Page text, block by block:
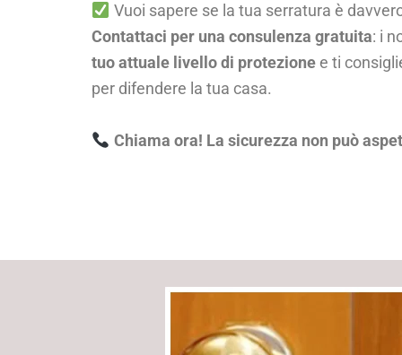
Vuoi sapere se la tua serratura è
Contattaci per una consulenza gratuita: i
tuo attuale livello di protezione e ti
per difendere la tua casa.
Chiama ora! La sicurezza non può